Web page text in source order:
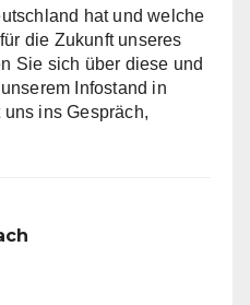
hat und welche
die Zukunft unseres
Sie sich über diese und
Infostand in
ins Gespräch,